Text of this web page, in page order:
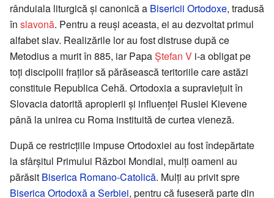
rânduiala liturgică și canonică a Bisericii Ortodoxe, tradusă
în slavonă. Pentru a reuși aceasta, ei au dezvoltat primul
alfabet slav. Realizările lor au fost distruse după ce
Metodius a murit în 885, iar PapaȘtefan V i-a obligat pe
toți discipolii fraților să părăsească teritoriile care astăzi
constituie Republica Cehă. Ortodoxia a supraviețuit în
Slovacia datorită apropierii și influenței Rusiei Kievene
până la unirea cu Roma instituită de curtea vieneză.
După ce restricțiile impuse Ortodoxiei au fost îndepărtate
la sfârșitul Primului Război Mondial, mulți oameni au
părăsit Biserica Romano-Catolică. Mulți au privit spre
Biserica Ortodoxă a Serbiei, pentru că fuseseră parte din